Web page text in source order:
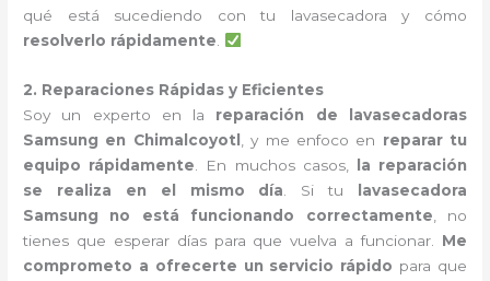
qué está sucediendo con tu lavasecadora y cómo
resolverlo rápidamente
2. Reparaciones Rápidas y Eficientes
Soy un experto en la reparación de lavasecadoras
Samsung en Chimalcoyotl
, y me enfoco en reparar tu
equipo rápidamente . En muchos casos,
la reparación
se realiza en el mismo día . Si tu
lavasecadora
Samsung no está funcionando correctamente , no
tienes que esperar días para que vuelva a funcionar. Me
comprometo a ofrecerte un servicio rápido para que